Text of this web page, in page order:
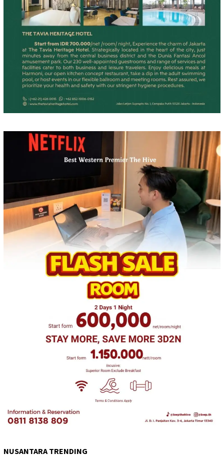
NUSANTARA TRENDING